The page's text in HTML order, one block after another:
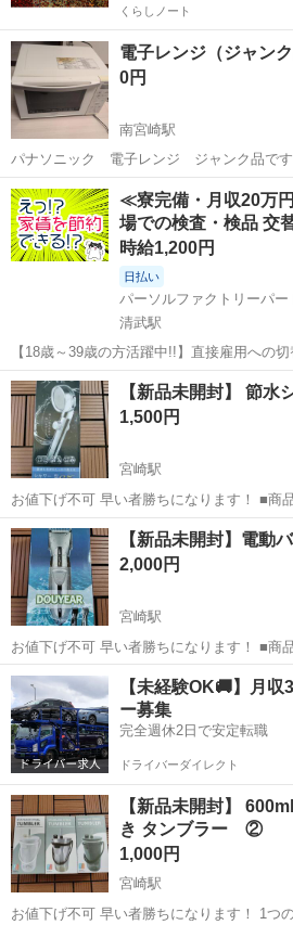
くらしノート
電子レンジ（ジャンク
0円
南宮崎駅
パナソニック 電子レンジ ジャンク品です
すが仕様出来なくなりました。 8月9日動作
がジャンク扱いで お願いします。 修理で
段ボールにいれてお渡し致します。
宮崎 宮崎市 南宮崎駅 キッチン
≪寮完備・月収20万
場での検査・検品 交
時給1,200円
日払い
パーソルファクトリーパ
清武駅
【18歳～39歳の方活躍中!!】直接雇用への
★寮あり＠カンタン軽作業《D65-005347》 仕事内容 機械を使って材
料を「切断」したり「研磨」したりして、
業がメインです◎...
宮崎 宮崎市 清武駅 その他
【新品未開封】 節水
1,500円
宮崎駅
お値下げ不可 早い者勝ちになります！ ■商品 新品未開封 節水シャワ
ー 65%節水 切り替え付き ■その他 ・おまとめ買い大歓迎です ・ご質
問などありましたらコメントください なん
さい！ ■お取...
宮崎 宮崎市 宮崎駅 家庭用品
【新品未開封】電動
2,000円
宮崎駅
お値下げ不可 早い者勝ちになります！ ■商品 新品未開封 バリカン ■
その他 ・おまとめ買い大歓迎です ・ご質
ください なんでもお気軽にコメントください！ ■お取引場所 宮
を予定していま...
宮崎 宮崎市 宮崎駅 美容家電
【未経験OK🚚】月
ー募集
完全週休2日で安定転職
ドライバーダイレクト
【新品未開封】
き タンブラー ②
1,000円
宮崎駅
お値下げ不可 早い者勝ちになります！ 1つ